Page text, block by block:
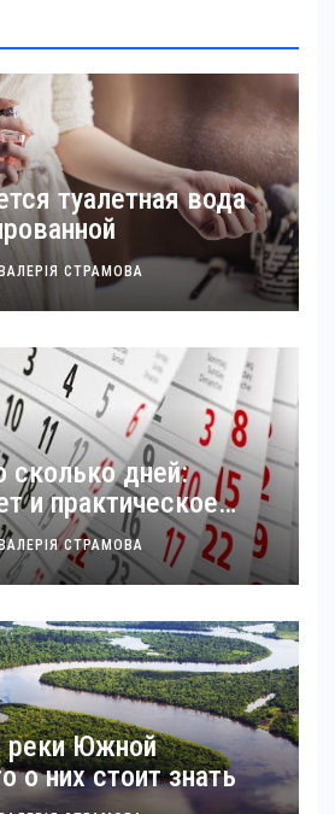
туалетная вода
ВАЛЕРІЯ СТРАМОВА
сколько дней:
и практическое
СТРАМОВА
реки Южной
о них стоит знать